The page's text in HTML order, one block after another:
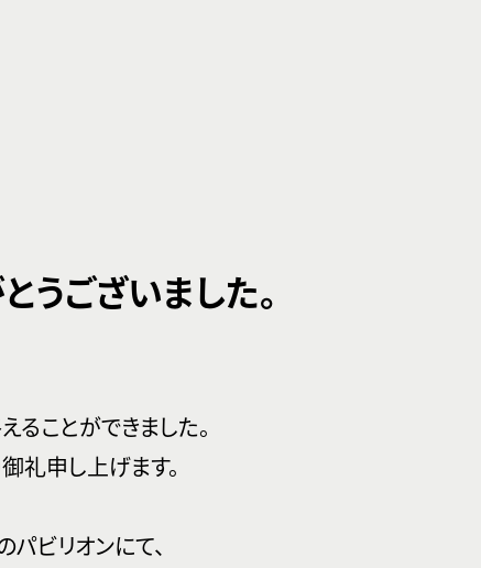
うございました。
ることができました。
礼申し上げます。
ビリオンにて、